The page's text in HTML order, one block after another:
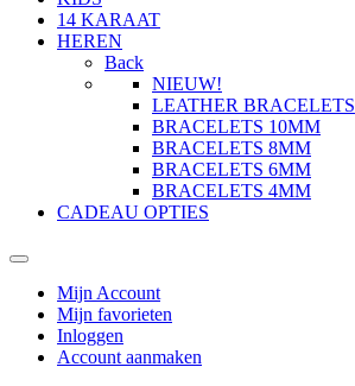
14 KARAAT
HEREN
Back
NIEUW!
LEATHER BRACELETS
BRACELETS 10MM
BRACELETS 8MM
BRACELETS 6MM
BRACELETS 4MM
CADEAU OPTIES
Mijn Account
Mijn favorieten
Inloggen
Account aanmaken